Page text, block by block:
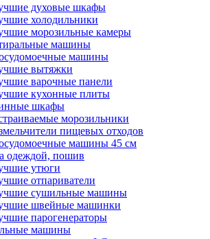
духовые шкафы
холодильники
морозильные камеры
машины
машины
вытяжки
варочные панели
кухонные плиты
шкафы
морозильники
пищевых отходов
машины 45 см
одеждой, пошив
утюги
отпариватели
сушильные машины
швейные машинки
парогенераторы
машины